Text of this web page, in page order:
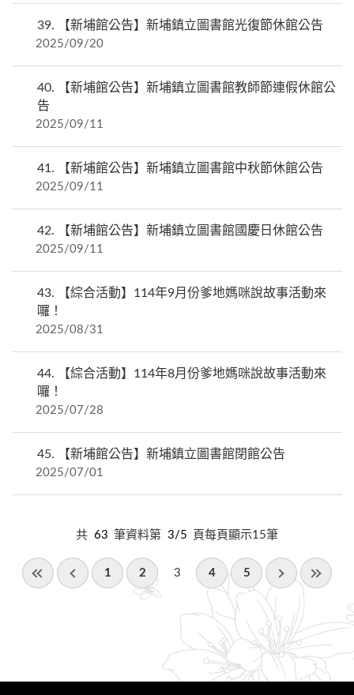
39. 【新埔館公告】新埔鎮立圖書館光復節休館公告
2025/09/20
40.
【新埔館公告】新埔鎮立圖書館教師節連假休館公
告
2025/09/11
41. 【新埔館公告】新埔鎮立圖書館中秋節休館公告
2025/09/11
42. 【新埔館公告】新埔鎮立圖書館國慶日休館公告
2025/09/11
43.
【綜合活動】114年9月份爹地媽咪說故事活動來
囉！
2025/08/31
44.
【綜合活動】114年8月份爹地媽咪說故事活動來
囉！
2025/07/28
45. 【新埔館公告】新埔鎮立圖書館閉館公告
2025/07/01
共 63 筆資料第 3/5 頁每頁顯示15筆
1 2 3 4 5